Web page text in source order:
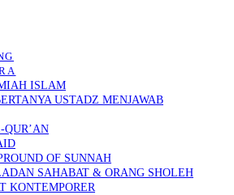
ISLAM
USTADZ MENJAWAB
OF SUNNAH
SAHABAT & ORANG SHOLEH
KONTEMPORER